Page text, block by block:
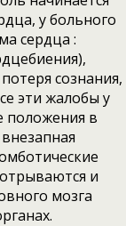
у больного
сердца :
сознания,
эти жалобы у
положения в
и
мозга